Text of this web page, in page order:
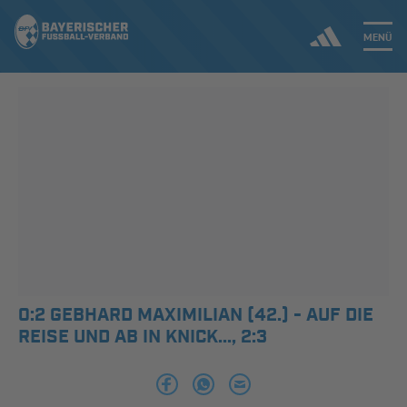
MENÜ
AUSBILDUNG & FÖRDERUNG
0:2 GEBHARD MAXIMILIAN (42.) - AUF DIE
REISE UND AB IN KNICK..., 2:3